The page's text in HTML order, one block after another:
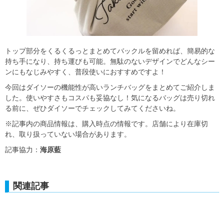
トップ部分をくるくるっとまとめてバックルを留めれば、簡易的な
持ち手になり、持ち運びも可能。無駄のないデザインでどんなシー
ンにもなじみやすく、普段使いにおすすめですよ！
今回はダイソーの機能性が高いランチバッグをまとめてご紹介しま
した。使いやすさもコスパも妥協なし！気になるバッグは売り切れ
る前に、ぜひダイソーでチェックしてみてくださいね。
※記事内の商品情報は、購入時点の情報です。店舗により在庫切
れ、取り扱っていない場合があります。
記事協力： 海原藍
関連記事